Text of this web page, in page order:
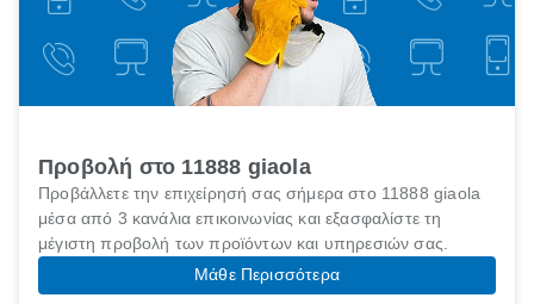
Προβολή στο 11888 giaola
Προβάλλετε την επιχείρησή σας σήμερα στο 11888 giaola
μέσα από 3 κανάλια επικοινωνίας και εξασφαλίστε τη
μέγιστη προβολή των προϊόντων και υπηρεσιών σας.
Μάθε Περισσότερα